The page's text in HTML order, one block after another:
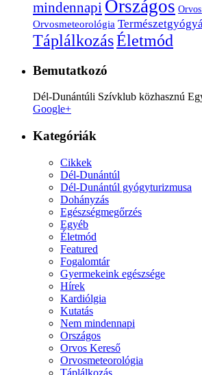
mindennapi Országos
Orvosmeteorológia
TáplálkozásÉletmód
Bemutatkozó
Dél-Dunántúli Szívklub közhasznú
Google+
Kategóriák
Cikkek
Dél-Dunántúl
Dél-Dunántúl gyógyturizmusa
Dohányzás
Egészségmegőrzés
Egyéb
Életmód
Featured
Fogalomtár
Gyermekeink egészsége
Hírek
Kardiólgia
Kutatás
Nem mindennapi
Országos
Orvos Kereső
Orvosmeteorológia
Táplálkozás